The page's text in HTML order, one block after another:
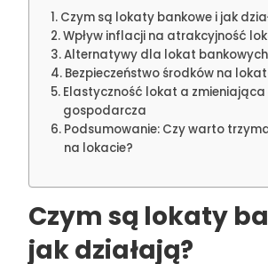
Czym są lokaty bankowe i jak
Wpływ inflacji na atrakcyjność
Alternatywy dla lokat bankowych
Bezpieczeństwo środków na
Elastyczność lokat a
gospodarcza
Podsumowanie: Czy warto
na lokacie?
Czym są lokaty
jak działają?